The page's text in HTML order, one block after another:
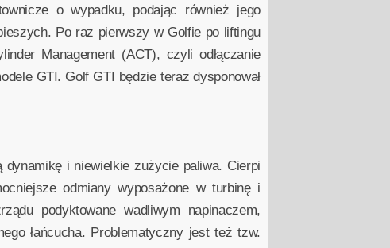
o wypadku, podając również jego
Po raz pierwszy w Golfie po liftingu
Management (ACT), czyli odłączanie
GTI. Golf GTI będzie teraz dysponował
i niewielkie zużycie paliwa. Cierpi
odmiany wyposażone w turbinę i
podyktowane wadliwym napinaczem,
łańcucha. Problematyczny jest też tzw.